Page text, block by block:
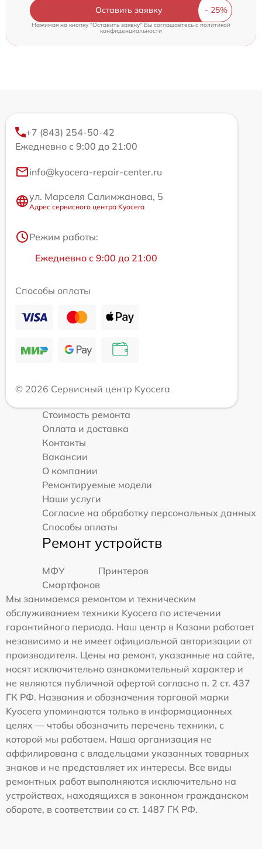
Оставить заявку
Нажимая на кнопку "Оставить заявку" Вы соглашаетесь c политикой
конфиденциальности
+7 (843) 254-50-42
Ежедневно с 9:00 до 21:00
info@kyocera-repair-center.ru
ул. Марселя Салимжанова, 5
Адрес сервисного центра Kyocera
Режим работы:
Ежедневно с 9:00 до 21:00
Способы оплаты
© 2026 Сервисный центр Kyocera
Стоимость ремонта
Оплата и доставка
Контакты
Вакансии
О компании
Ремонтируемые модели
Наши услуги
Согласие на обработку персональных данных
Способы оплаты
Ремонт устройств
МФУ
Принтеров
Смартфонов
Мы занимаемся ремонтом и техническим
обслуживанием техники Kyocera по истечении
гарантийного периода. Наш центр в Казани работает
независимо и не имеет официальной авторизации от
производителя. Цены на ремонт, указанные на сайте,
носят исключительно ознакомительный характер и
не являются публичной офертой согласно п. 2 ст. 437
ГК РФ. Названия и обозначения торговой марки
Kyocera упоминаются только в информационных
целях — чтобы обозначить перечень техники, с
которой мы работаем. Наша организация не
аффилирована с владельцами указанных товарных
знаков и не представляет их интересы. Все виды
ремонтных работ выполняются исключительно на
устройствах, находящихся в законном гражданском
обороте, в соответствии со ст. 1487 ГК РФ.